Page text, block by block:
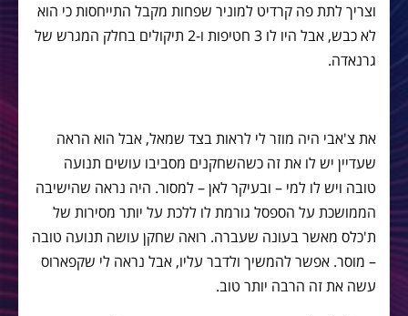
וצריך לתת פה קרדיט למוניר שפחות מקבל התייחסות כי הוא
לא כבש, אבל היו לו 3 חטיפות ו-2 תיקולים בחלק המגרש של
גרנאדה.
את צ'אבי היה מוזר לי לראות בצד שמאל, אבל הוא הראה
שעדיין יש לו את זה כשהשחקנים מסביבו עושים תנועה
טובה ויש לו למי – ובעיקר לאן – למסור. היה נראה שהישיבה
הממושכת על הספסל גורמת לו ללכת על יותר מסירות של
ת'כלס מאשר בעונה שעברה. רואה שחקן עושה תנועה טובה
– מוסר. אפשר להמשיך ולדבר עליו, אבל נראה לי שקפארוס
עשה את זה הרבה יותר טוב.